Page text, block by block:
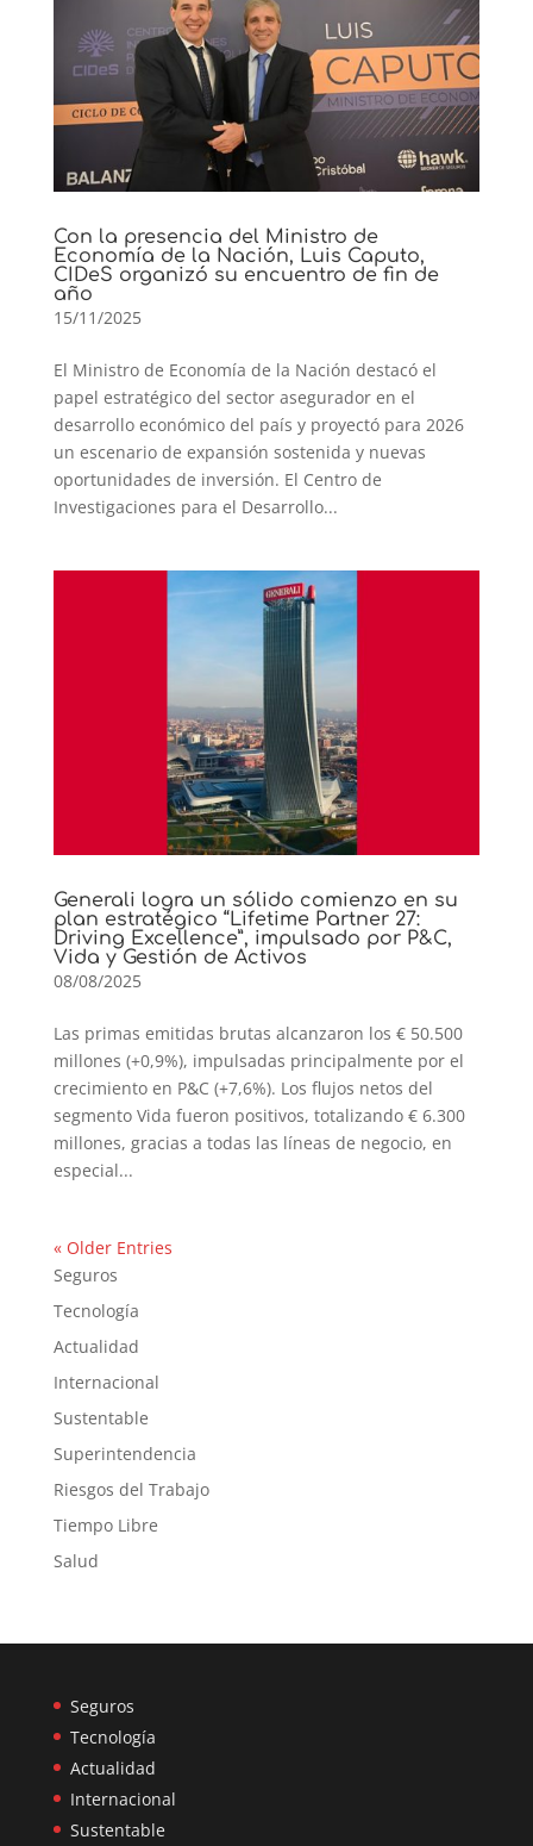
Con la presencia del Ministro de
Economía de la Nación, Luis Caputo,
CIDeS organizó su encuentro de fin de
año
15/11/2025
El Ministro de Economía de la Nación destacó el
papel estratégico del sector asegurador en el
desarrollo económico del país y proyectó para 2026
un escenario de expansión sostenida y nuevas
oportunidades de inversión. El Centro de
Investigaciones para el Desarrollo...
Generali logra un sólido comienzo en su
plan estratégico “Lifetime Partner 27:
Driving Excellence”, impulsado por P&C,
Vida y Gestión de Activos
08/08/2025
Las primas emitidas brutas alcanzaron los € 50.500
millones (+0,9%), impulsadas principalmente por el
crecimiento en P&C (+7,6%). Los flujos netos del
segmento Vida fueron positivos, totalizando € 6.300
millones, gracias a todas las líneas de negocio, en
especial...
« Older Entries
Seguros
Tecnología
Actualidad
Internacional
Sustentable
Superintendencia
Riesgos del Trabajo
Tiempo Libre
Salud
Seguros
Tecnología
Actualidad
Internacional
Sustentable